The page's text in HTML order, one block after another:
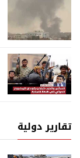
تقارير دولية